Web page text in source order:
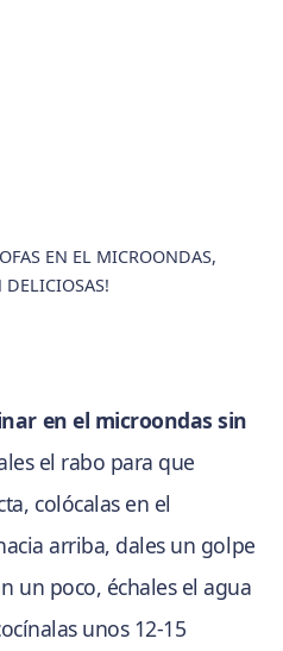
EN EL MICROONDAS,
DELICIOSAS!
en el microondas sin
el rabo para que
colócalas en el
arriba, dales un golpe
un poco, échales el agua
unos 12-15